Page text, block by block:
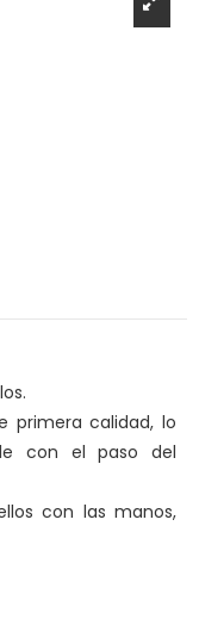
primera calidad, lo
con el paso del
con las manos,